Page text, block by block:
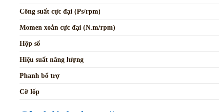
Công suất cực đại (Ps/rpm)
Momen xoắn cực đại (N.m/rpm)
Hộp số
Hiệu suất năng lượng
Phanh bổ trợ
Cỡ lốp